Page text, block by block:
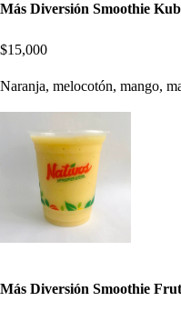
Más Diversión Smoothie
$15,000
Naranja, melocotón, mango,
Más Diversión Smoothie